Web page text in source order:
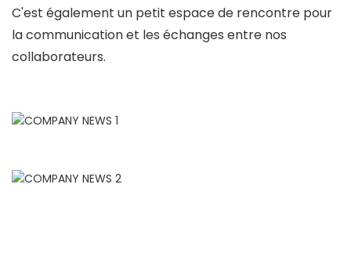
C'est également un petit espace de rencontre pour
la communication et les échanges entre nos
collaborateurs.